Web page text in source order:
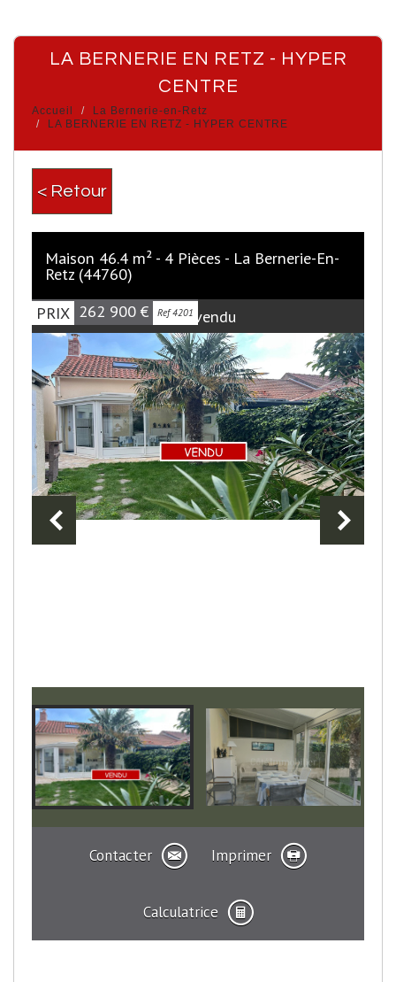
LA BERNERIE EN RETZ - HYPER
CENTRE
Accueil
La Bernerie-en-Retz
LA BERNERIE EN RETZ - HYPER CENTRE
< Retour
Maison 46.4 m² - 4 Pièces - La Bernerie-En-
Retz (44760)
PRIX 262 900 € Ref 4201
Bien vendu
Contacter Imprimer
Calculatrice